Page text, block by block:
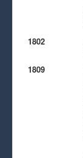
1802
1809